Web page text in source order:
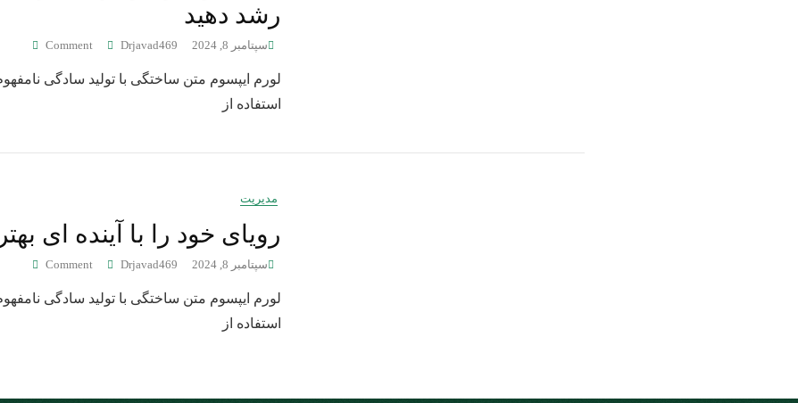
رشد دهید
سپتامبر 8, 2024 Drjavad469
Comment
لورم ایپسوم متن ساختگی با تولید سادگی
استفاده از
مدیریت
رویای خود را با آینده ای
سپتامبر 8, 2024 Drjavad469
Comment
لورم ایپسوم متن ساختگی با تولید سادگی
استفاده از